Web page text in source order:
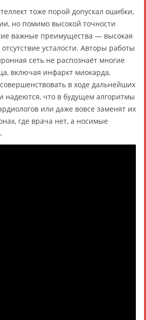
тоже порой допускал ошибки,
но помимо высокой точности
важные преимущества — высокая
усталости. Авторы работы
сеть не распознаёт многие
включая инфаркт миокарда,
в ходе дальнейших
надеются, что в будущем алгоритмы
или даже вовсе заменят их
где врача нет, а носимые